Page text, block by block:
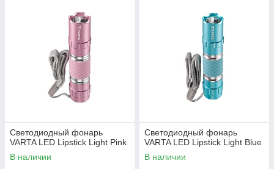
Светодиодный фонарь
VARTA LED Lipstick Light Pink
В наличии
Светодиодный фонарь
VARTA LED Lipstick Light Blue
В наличии